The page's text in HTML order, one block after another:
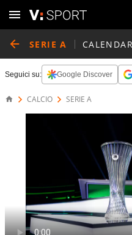
SERIE A
Seguici su: Google Discover
CALCIO SERIE A